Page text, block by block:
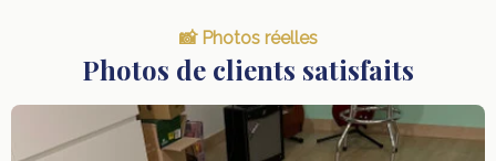
📸 Photos réelles
Photos de clients satisfaits